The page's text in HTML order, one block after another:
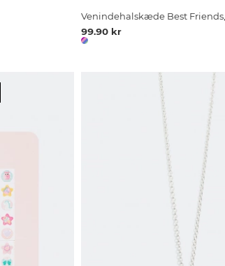
Venindehalskæde Best
99.90 kr